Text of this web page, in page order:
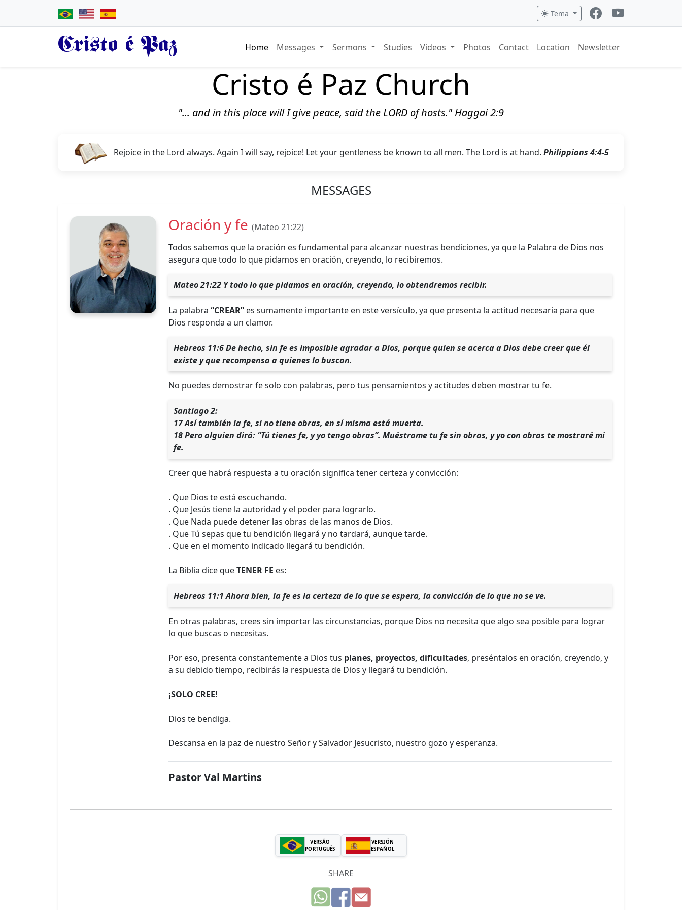
Tema
Cristo é Paz Home Messages Sermons Studies Videos Photos Contact Location Newsletter
Cristo é Paz Church
"... and in this place will I give peace, said the LORD of hosts." Haggai 2:9
Rejoice in the Lord always. Again I will say, rejoice! Let your gentleness be known to all men. The Lord is at hand. Philippians 4:4-5
MESSAGES
Oración y fe (Mateo 21:22)
Todos sabemos que la oración es fundamental para alcanzar nuestras bendiciones, ya que la Palabra de Dios nos
asegura que todo lo que pidamos en oración, creyendo, lo recibiremos.
Mateo 21:22 Y todo lo que pidamos en oración, creyendo, lo obtendremos recibir.
La palabra “CREAR” es sumamente importante en este versículo, ya que presenta la actitud necesaria para que
Dios responda a un clamor.
Hebreos 11:6 De hecho, sin fe es imposible agradar a Dios, porque quien se acerca a Dios debe creer que él
existe y que recompensa a quienes lo buscan.
No puedes demostrar fe solo con palabras, pero tus pensamientos y actitudes deben mostrar tu fe.
Santiago 2:
17 Así también la fe, si no tiene obras, en sí misma está muerta.
18 Pero alguien dirá: “Tú tienes fe, y yo tengo obras”. Muéstrame tu fe sin obras, y yo con obras te mostraré mi
fe.
Creer que habrá respuesta a tu oración significa tener certeza y convicción:
. Que Dios te está escuchando.
. Que Jesús tiene la autoridad y el poder para lograrlo.
. Que Nada puede detener las obras de las manos de Dios.
. Que Tú sepas que tu bendición llegará y no tardará, aunque tarde.
. Que en el momento indicado llegará tu bendición.
La Biblia dice queTENER FE es:
Hebreos 11:1 Ahora bien, la fe es la certeza de lo que se espera, la convicción de lo que no se ve.
En otras palabras, crees sin importar las circunstancias, porque Dios no necesita que algo sea posible para lograr
lo que buscas o necesitas.
Por eso, presenta constantemente a Dios tus planes, proyectos, dificultades, preséntalos en oración, creyendo, y
a su debido tiempo, recibirás la respuesta de Dios y llegará tu bendición.
¡SOLO CREE!
Dios te bendiga.
Descansa en la paz de nuestro Señor y Salvador Jesucristo, nuestro gozo y esperanza.
Pastor Val Martins
VERSÃO
PORTUGUÊS
VERSIÓN
ESPAÑOL
SHARE